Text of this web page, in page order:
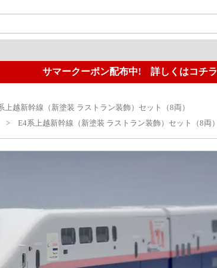
オプション レイアウト・ジオラマ類
サマークーポン配布中! 詳しくはコチ
上越新幹線（新塗装 ラストラン装飾）セット（8両）
E4系上越新幹線（新塗装 ラストラン装飾）セット（8両）